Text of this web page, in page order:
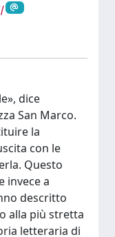
dice
San Marco.
la
con le
Questo
invece a
descritto
alla più stretta
letteraria di